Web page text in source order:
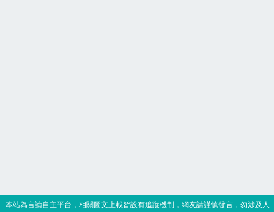
‧本站為言論自主平台，相關圖文上載皆設有追蹤機制，網友請謹慎發言，勿涉及人